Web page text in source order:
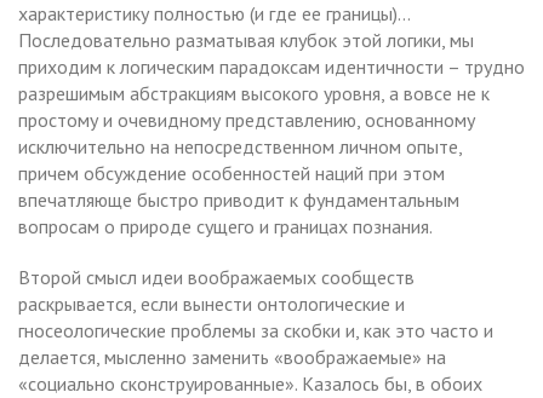
характеристику полностью (и где ее границы)…
Последовательно разматывая клубок этой логики, мы
приходим к логическим парадоксам идентичности – трудно
разрешимым абстракциям высокого уровня, а вовсе не к
простому и очевидному представлению, основанному
исключительно на непосредственном личном опыте,
причем обсуждение особенностей наций при этом
впечатляюще быстро приводит к фундаментальным
вопросам о природе сущего и границах познания.
Второй смысл идеи воображаемых сообществ
раскрывается, если вынести онтологические и
гносеологические проблемы за скобки и, как это часто и
делается, мысленно заменить «воображаемые» на
«социально сконструированные». Казалось бы, в обоих